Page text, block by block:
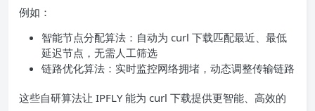
例如：
智能节点分配算法：自动为 curl 下载匹配最近、最低
延迟节点，无需人工筛选
链路优化算法：实时监控网络拥堵，动态调整传输链路
这些自研算法让 IPFLY 能为 curl 下载提供更智能、高效的